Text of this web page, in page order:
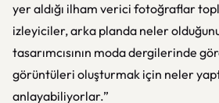
yer aldığı ilham verici fotoğraflar
izleyiciler, arka planda neler
tasarımcısının moda dergilerinde
görüntüleri oluşturmak için neler
anlayabiliyorlar.”